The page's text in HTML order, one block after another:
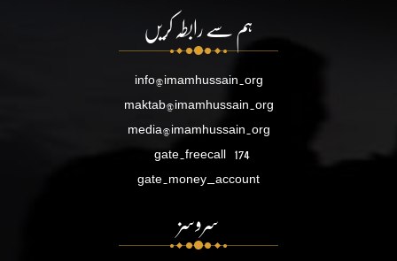
ہم سے رابطہ کریں
info@imamhussain.org
maktab@imamhussain.org
media@imamhussain.org
gate.freecall 174
gate.money_account
سروسز